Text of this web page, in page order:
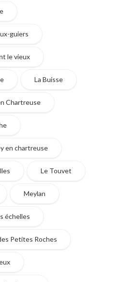
guiers
le vieux
La Buisse
Chartreuse
en chartreuse
Le Touvet
Meylan
échelles
Petites Roches